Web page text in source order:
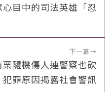
目中的司法英雄「忍
下一篇→
隨機傷人連警察也砍
犯罪原因揭露社會警訊